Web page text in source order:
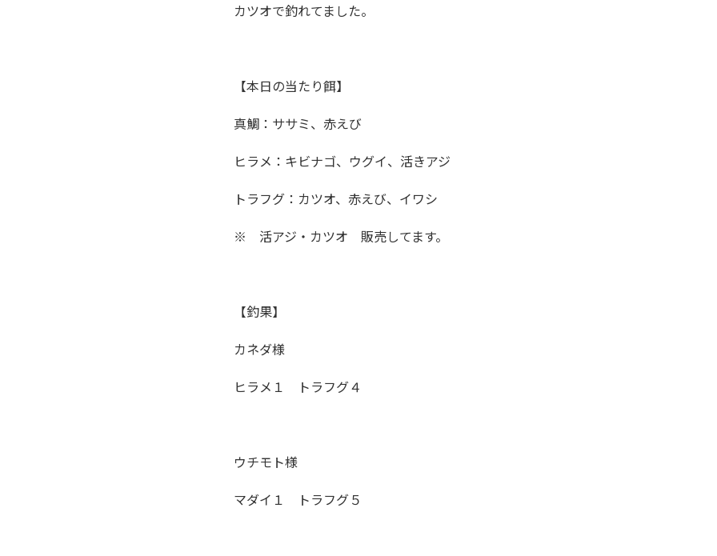
カツオで釣れてました。
【本日の当たり餌】
真鯛：ササミ、赤えび
ヒラメ：キビナゴ、ウグイ、活きアジ
トラフグ：カツオ、赤えび、イワシ
※ 活アジ・カツオ 販売してます。
【釣果】
カネダ様
ヒラメ１ トラフグ４
ウチモト様
マダイ１ トラフグ５